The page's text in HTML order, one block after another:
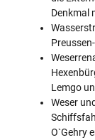
Denkmal
Lemgo
Weser
O`Gehry